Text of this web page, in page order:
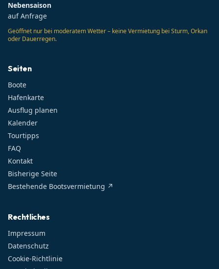
Nebensaison
auf Anfrage
Geöffnet nur bei moderatem Wetter – keine Vermietung bei Sturm, Orkan
oder Dauerregen.
Seiten
Boote
Hafenkarte
Ausflug planen
Kalender
Tourtipps
FAQ
Kontakt
Bisherige Seite
Bestehende Bootsvermietung ↗
Rechtliches
Impressum
Datenschutz
Cookie-Richtlinie